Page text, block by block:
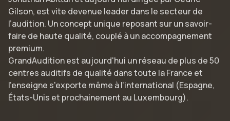
Gilson, est vite devenue leader dans le secteur de
l’audition. Un concept unique reposant sur un savoir-
faire de haute qualité, couplé à un accompagnement
premium.
GrandAudition est aujourd'hui un réseau de plus de 50
centres auditifs de qualité dans toute la France et
l'enseigne s'exporte même à l'international (Espagne,
États-Unis et prochainement au Luxembourg).